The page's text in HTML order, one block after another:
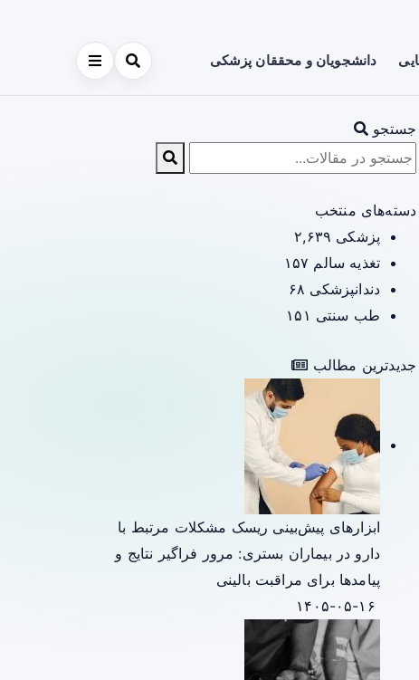
دانشجویان و محققان پزشکی
جستجو
دسته‌های منتخب
پزشکی ۲,۶۳۹
تغذیه سالم ۱۵۷
دندانپزشکی ۶۸
طب سنتی ۱۵۱
جدیدترین مطالب
ابزارهای پیش‌بینی ریسک مشکلات مرتبط با
دارو در بیماران بستری: مرور فراگیر نتایج و
پیامدها برای مراقبت بالینی